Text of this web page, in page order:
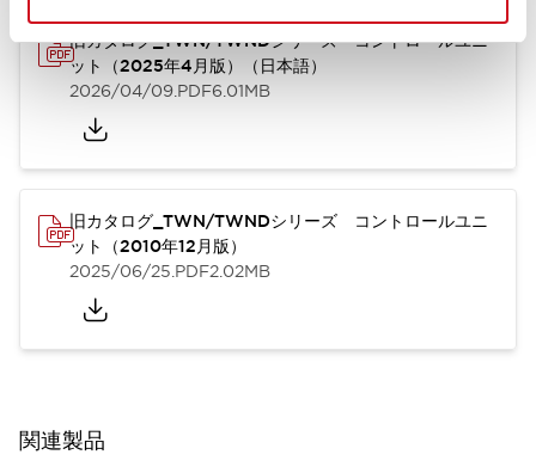
旧カタログ_TWN/TWNDシリーズ コントロールユニ
ット（2025年4月版）（日本語）
2026/04/09.PDF6.01MB
旧カタログ_TWN/TWNDシリーズ コントロールユニ
ット（2010年12月版）
2025/06/25.PDF2.02MB
関連製品